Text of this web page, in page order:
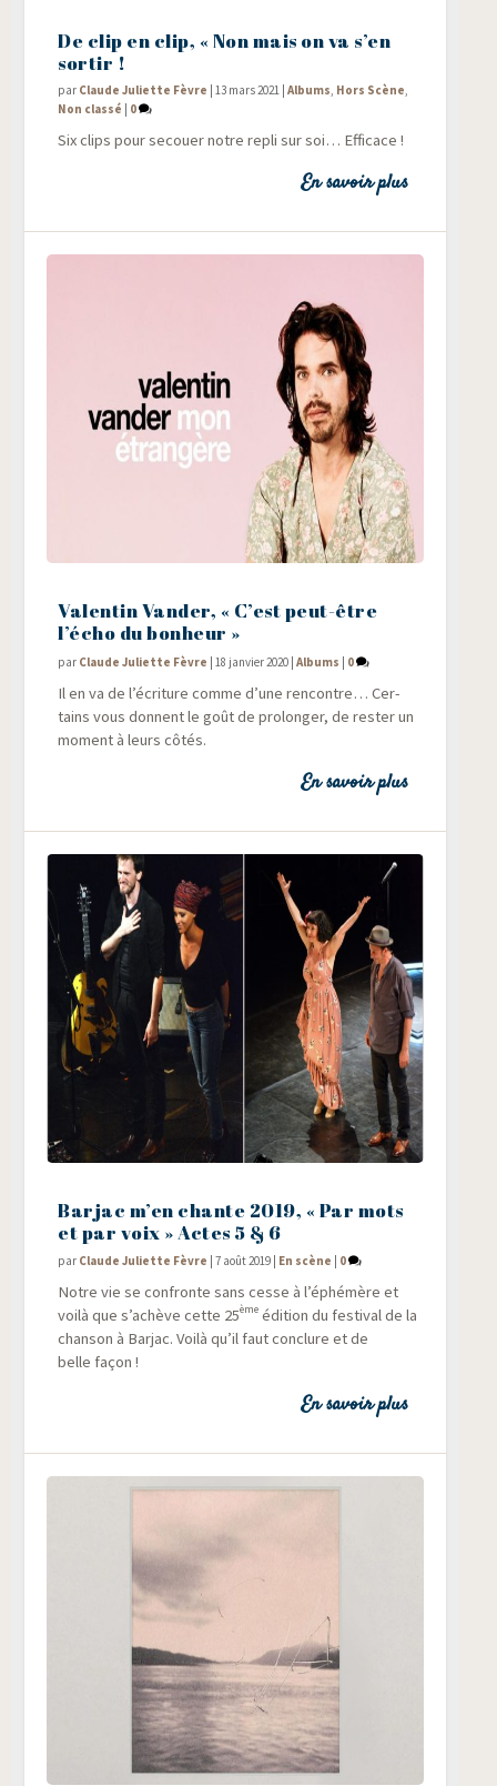
De clip en clip, « Non mais on va s’en
sortir !
par Claude Juliette Fèvre |13 mars 2021 |Albums, Hors Scène,
Non classé
0
Six clips pour secouer notre repli sur soi… Efficace !
En savoir plus
Valentin Vander, « C’est peut-être
l’écho du bonheur »
par Claude Juliette Fèvre | 18 janvier 2020 |Albums | 0
Il en va de l’écriture comme d’une ren­contre… Cer­
tains vous donnent le goût de pro­lon­ger, de res­ter un
moment à leurs côtés.
En savoir plus
Barjac m’en chante 2019, « Par mots
et par voix » Actes 5 & 6
par Claude Juliette Fèvre |7 août 2019 En scène 0
Notre vie se confronte sans cesse à l’éphémère et
voi­là que s’achève cette 25ème édi­tion du fes­ti­val de la
chan­son à Bar­jac. Voi­là qu’il faut conclure et de
belle façon !
En savoir plus